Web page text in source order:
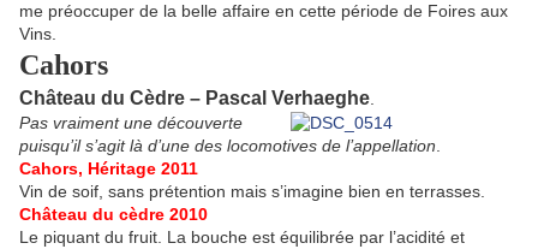
me préoccuper de la belle affaire en cette période de Foires aux
Vins.
Cahors
Château du Cèdre – Pascal Verhaeghe
Pas vraiment une découverte
puisqu’il s’agit là d’une des locomotives de l’appellation
Cahors, Héritage 2011
Vin de soif, sans prétention mais s’imagine bien en terrasses.
Château du cèdre 2010
Le piquant du fruit. La bouche est équilibrée par l’acidité et